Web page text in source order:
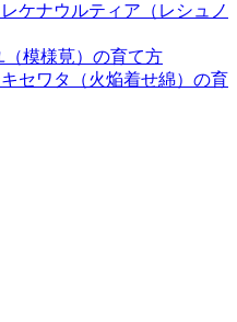
ケナウルティア（レシュノ
（模様莧）の育て方
セワタ（火焔着せ綿）の育